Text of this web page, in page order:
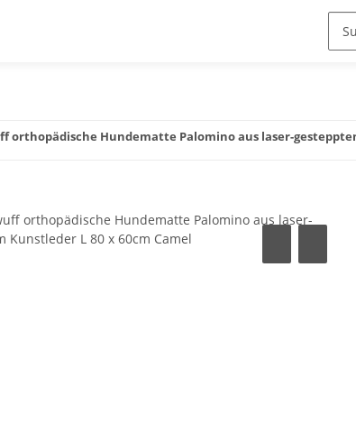
orthopädische Hundematte Palomino aus laser-